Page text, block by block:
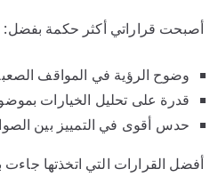
أصبحت قراراتي أكثر حكمة بفضل:
وضوح الرؤية في المواقف
قدرة على تحليل الخيارات
حدس أقوى في التمييز بين
أفضل القرارات التي اتخذتها جاءت